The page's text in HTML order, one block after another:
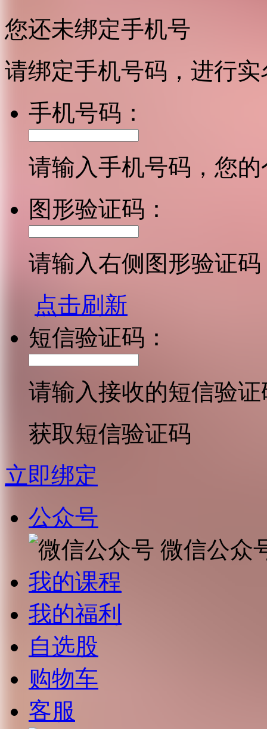
您还未绑定手机号
请绑定手机号码，进行
手机号码：
请输入手机号码，您
图形验证码：
请输入右侧图形验证码
点击刷新
短信验证码：
请输入接收的短信验证
获取短信验证码
立即绑定
公众号
微信公众
我的课程
我的福利
自选股
购物车
客服